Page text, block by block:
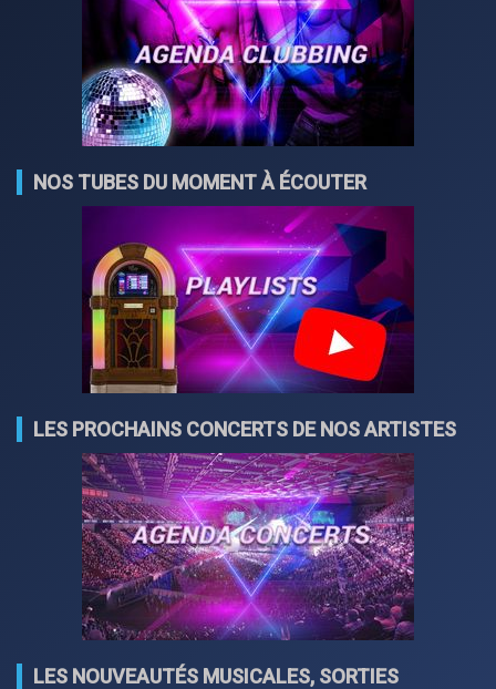
NOS TUBES DU MOMENT À ÉCOUTER
LES PROCHAINS CONCERTS DE NOS ARTISTES
LES NOUVEAUTÉS MUSICALES, SORTIES